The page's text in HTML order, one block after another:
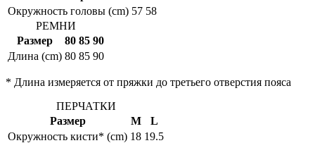
Окружность головы (cm) 57 58
РЕМНИ
Размер
80 85 90
Длина (cm) 80 85 90
* Длина измеряется от пряжки до третьего отверстия пояса
ПЕРЧАТКИ
Размер
M
L
Окружность кисти* (cm) 18 19.5